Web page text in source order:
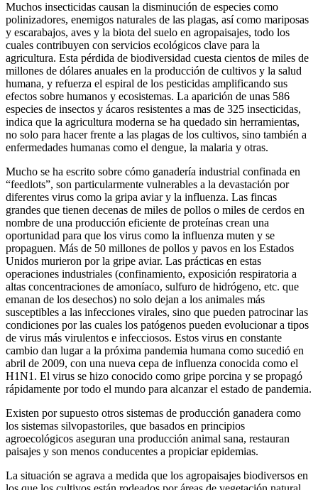
Muchos insecticidas causan la disminución de especies como
polinizadores, enemigos naturales de las plagas, así como mariposas
y escarabajos, aves y la biota del suelo en agropaisajes, todo los
cuales contribuyen con servicios ecológicos clave para la
agricultura. Esta pérdida de biodiversidad cuesta cientos de miles de
millones de dólares anuales en la producción de cultivos y la salud
humana, y refuerza el espiral de los pesticidas amplificando sus
efectos sobre humanos y ecosistemas. La aparición de unas 586
especies de insectos y ácaros resistentes a mas de 325 insecticidas,
indica que la agricultura moderna se ha quedado sin herramientas,
no solo para hacer frente a las plagas de los cultivos, sino también a
enfermedades humanas como el dengue, la malaria y otras.
Mucho se ha escrito sobre cómo ganadería industrial confinada en
“feedlots”, son particularmente vulnerables a la devastación por
diferentes virus como la gripa aviar y la influenza. Las fincas
grandes que tienen decenas de miles de pollos o miles de cerdos en
nombre de una producción eficiente de proteínas crean una
oportunidad para que los virus como la influenza muten y se
propaguen. Más de 50 millones de pollos y pavos en los Estados
Unidos murieron por la gripe aviar. Las prácticas en estas
operaciones industriales (confinamiento, exposición respiratoria a
altas concentraciones de amoníaco, sulfuro de hidrógeno, etc. que
emanan de los desechos) no solo dejan a los animales más
susceptibles a las infecciones virales, sino que pueden patrocinar las
condiciones por las cuales los patógenos pueden evolucionar a tipos
de virus más virulentos e infecciosos. Estos virus en constante
cambio dan lugar a la próxima pandemia humana como sucedió en
abril de 2009, con una nueva cepa de influenza conocida como el
H1N1. El virus se hizo conocido como gripe porcina y se propagó
rápidamente por todo el mundo para alcanzar el estado de pandemia.
Existen por supuesto otros sistemas de producción ganadera como
los sistemas silvopastoriles, que basados en principios
agroecológicos aseguran una producción animal sana, restauran
paisajes y son menos conducentes a propiciar epidemias.
La situación se agrava a medida que los agropaisajes biodiversos en